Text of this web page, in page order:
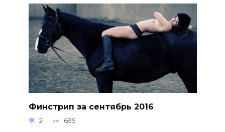
Финстрип за сентябрь 2016
2 695